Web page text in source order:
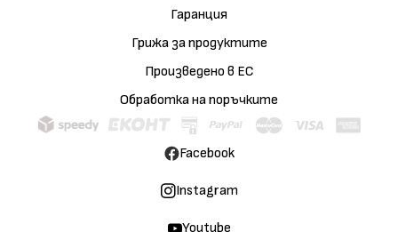
Гаранция
Грижа за продуктите
Произведено в ЕС
Обработка на поръчките
Facebook
Instagram
Youtube